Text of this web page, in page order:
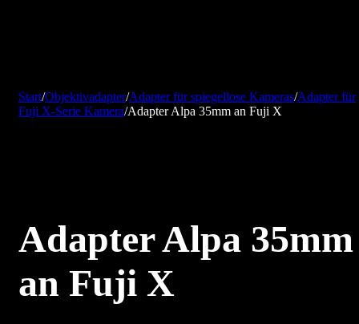
Start/Objektivadapter/Adapter für spiegellose Kameras/Adapter für
Fuji X-Serie Kamera/Adapter Alpa 35mm an Fuji X
Adapter Alpa 35mm
an Fuji X